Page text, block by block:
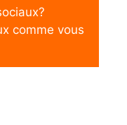
comme vous